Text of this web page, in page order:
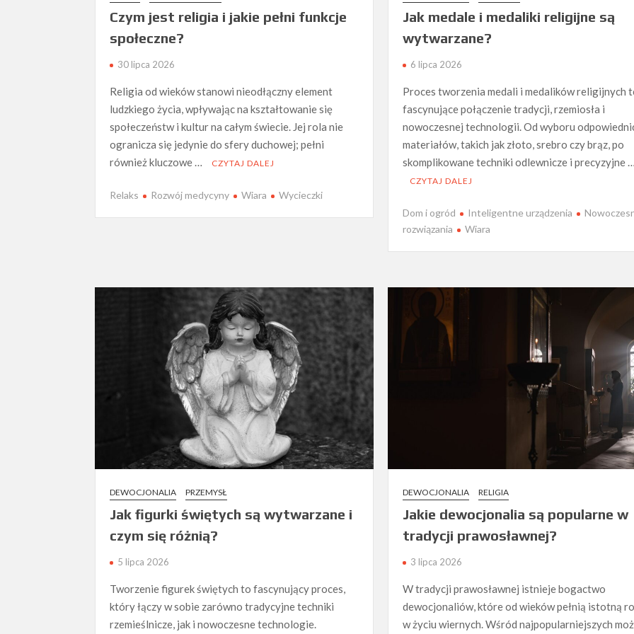
Czym jest religia i jakie pełni funkcje
społeczne?
30 lipca 2026
Religia od wieków stanowi nieodłączny element
ludzkiego życia, wpływając na kształtowanie się
społeczeństw i kultur na całym świecie. Jej rola nie
ogranicza się jedynie do sfery duchowej; pełni
również kluczowe …
CZYTAJ DALEJ
Relaks Rozwój medycyny Wiara Wycieczki
Jak medale i medaliki religijne są
wytwarzane?
6 lipca 2026
Proces tworzenia medali i medalików religijnych
fascynujące połączenie tradycji, rzemiosła i
nowoczesnej technologii. Od wyboru
materiałów, takich jak złoto, srebro czy brąz, po
skomplikowane techniki odlewnicze i precyzyjne …
CZYTAJ DALEJ
Dom i ogród Inteligentne urządzenia
rozwiązania
Wiara
DEWOCJONALIA PRZEMYSŁ
Jak figurki świętych są wytwarzane i
czym się różnią?
5 lipca 2026
Tworzenie figurek świętych to fascynujący proces,
który łączy w sobie zarówno tradycyjne techniki
rzemieślnicze, jak i nowoczesne technologie.
DEWOCJONALIA RELIGIA
Jakie dewocjonalia są popularne w
tradycji prawosławnej?
3 lipca 2026
W tradycji prawosławnej istnieje bogactwo
dewocjonaliów, które od wieków pełnią istotną
w życiu wiernych. Wśród najpopularniejszych